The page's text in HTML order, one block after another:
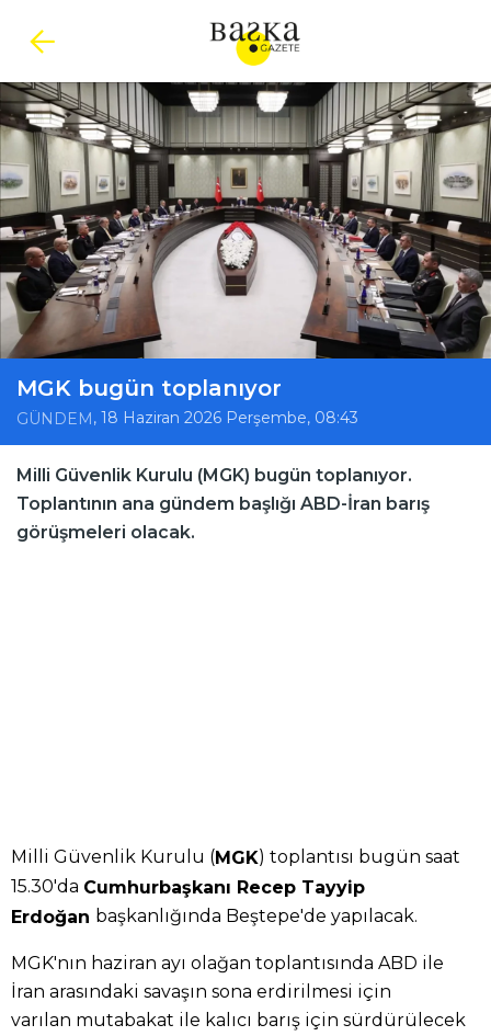
MGK bugün toplanıyor
GÜNDEM , 18 Haziran 2026 Perşembe, 08:43
Milli Güvenlik Kurulu (MGK) bugün toplanıyor.
Toplantının ana gündem başlığı ABD-İran barış
görüşmeleri olacak.
Milli Güvenlik Kurulu (MGK) toplantısı bugün saat
15.30'da Cumhurbaşkanı Recep Tayyip
Erdoğan başkanlığında Beştepe'de yapılacak.
MGK'nın haziran ayı olağan toplantısında ABD ile
İran arasındaki savaşın sona erdirilmesi için
varılan mutabakat ile kalıcı barış için sürdürülecek